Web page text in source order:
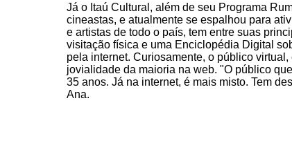
Já o Itaú Cultural, além de seu Programa
cineastas, e atualmente se espalhou para
e artistas de todo o país, tem entre suas
visitação física e uma Enciclopédia Digital
pela internet. Curiosamente, o público
jovialidade da maioria na web. "O público
35 anos. Já na internet, é mais misto. Tem
Ana.